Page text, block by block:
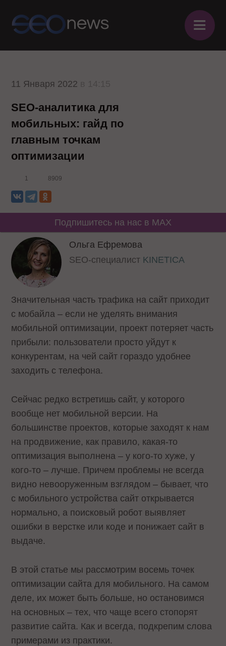
≡
11 Января 2022
SEO-аналитика для
мобильных: гайд по
главным точкам
оптимизации
1 8909
Подпишитесь на нас в MAX
Ольга Ефремова
SEO-специалист KINETICA
Значительная часть трафика на сайт приходит
с мобайла – если не уделять внимания
мобильной оптимизации, проект потеряет часть
прибыли: пользователи просто уйдут к
конкурентам, на чей сайт гораздо удобнее
заходить с телефона.
Сейчас редко встретишь сайт, у которого
вообще нет мобильной версии. На
большинстве проектов, которые заходят к нам
на продвижение, как правило, какая-то
оптимизация выполнена – у кого-то хуже, у
кого-то – лучше. Причем проблемы не всегда
видно невооруженным взглядом – бывает, что
с мобильного устройства сайт открывается
нормально, а поисковый робот выявляет
ошибки в верстке или коде и понижает сайт в
выдаче.
В этой статье мы рассмотрим восемь точек
оптимизации сайта для мобильного. На самом
деле, их может быть больше, но остановимся
на основных – тех, что чаще всего стопорят
развитие сайта. Как и всегда, подкрепим слова
примерами из практики.